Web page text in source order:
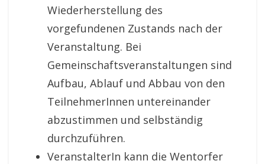
Wiederherstellung des
vorgefundenen Zustands nach der
Veranstal­tung. Bei
Gemeinschaftsveranstaltungen sind
Aufbau, Ablauf und Abbau von den
Teil­neh­merInnen untereinander
abzustimmen und selbständig
durchzuführen.
VeranstalterIn kann die Wentorfer